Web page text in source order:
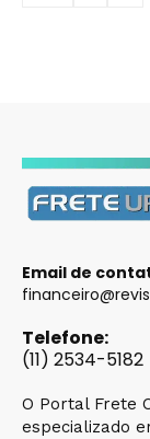
Email de
Telefone:
(11) 2534-5182
O Portal Frete
especializado